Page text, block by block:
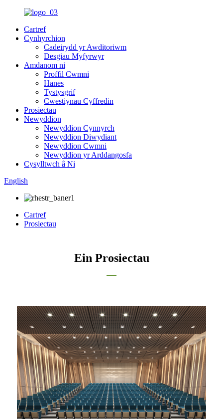
Cartref
Cynhyrchion
Cadeirydd yr Awditoriwm
Desgiau Myfyrwyr
Amdanom ni
Proffil Cwmni
Hanes
Tystysgrif
Cwestiynau Cyffredin
Prosiectau
Newyddion
Newyddion Cynnyrch
Newyddion Diwydiant
Newyddion Cwmni
Newyddion yr Arddangosfa
Cysylltwch â Ni
English
Cartref
Prosiectau
Ein Prosiectau